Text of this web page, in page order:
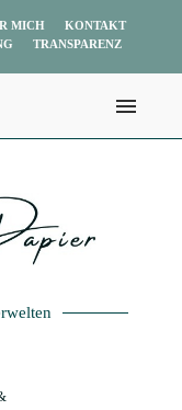
MICH
KONTAKT
TRANSPARENZ